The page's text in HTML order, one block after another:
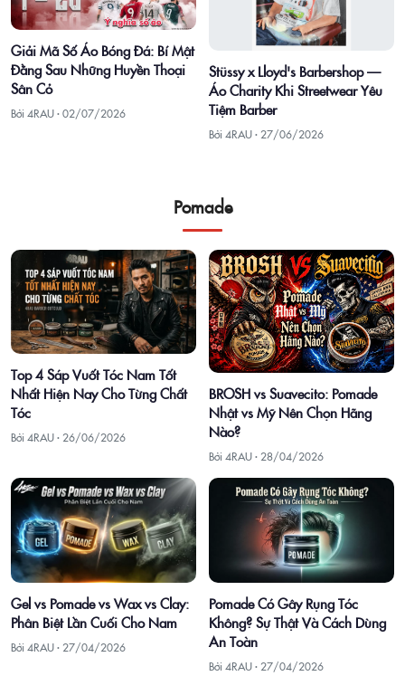
Giải Mã Số Áo Bóng Đá: Bí Mật
Đằng Sau Những Huyền Thoại
Sân Cỏ
Bởi 4RAU ·02/07/2026
Stüssy x Lloyd's Barbershop —
Áo Charity Khi Streetwear Yêu
Tiệm Barber
Bởi 4RAU · 27/06/2026
Pomade
Top 4 Sáp Vuốt Tóc Nam Tốt
Nhất Hiện Nay Cho Từng Chất
Tóc
Bởi 4RAU · 26/06/2026
BROSH vs Suavecito: Pomade
Nhật vs Mỹ Nên Chọn Hãng
Nào?
Bởi 4RAU · 28/04/2026
Gel vs Pomade vs Wax vs Clay:
Phân Biệt Lần Cuối Cho Nam
Bởi 4RAU · 27/04/2026
Pomade Có Gây Rụng Tóc
Không? Sự Thật Và Cách Dùng
An Toàn
Bởi 4RAU · 27/04/2026